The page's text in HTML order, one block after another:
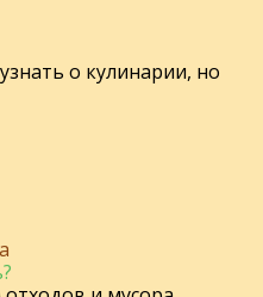
о кулинарии, но